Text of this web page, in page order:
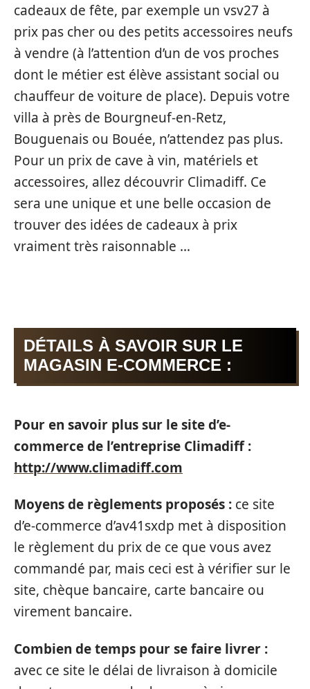
cadeaux de fête, par exemple un vsv27 à
prix pas cher ou des petits accessoires neufs
à vendre (à l’attention d’un de vos proches
dont le métier est élève assistant social ou
chauffeur de voiture de place). Depuis votre
villa à près de Bourgneuf-en-Retz,
Bouguenais ou Bouée, n’attendez pas plus.
Pour un prix de cave à vin, matériels et
accessoires, allez découvrir Climadiff. Ce
sera une unique et une belle occasion de
trouver des idées de cadeaux à prix
vraiment très raisonnable …
DÉTAILS À SAVOIR SUR LE
MAGASIN E-COMMERCE :
Pour en savoir plus sur le site d’e-
commerce de l’entreprise Climadiff :
http://www.climadiff.com
Moyens de règlements proposés : ce site
d’e-commerce d’av41sxdp met à disposition
le règlement du prix de ce que vous avez
commandé par, mais ceci est à vérifier sur le
site, chèque bancaire, carte bancaire ou
virement bancaire.
Combien de temps pour se faire livrer :
avec ce site le délai de livraison à domicile